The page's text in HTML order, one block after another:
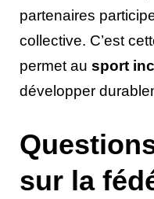
partenaires
collective. C’est
permet au sport
développer
sur la